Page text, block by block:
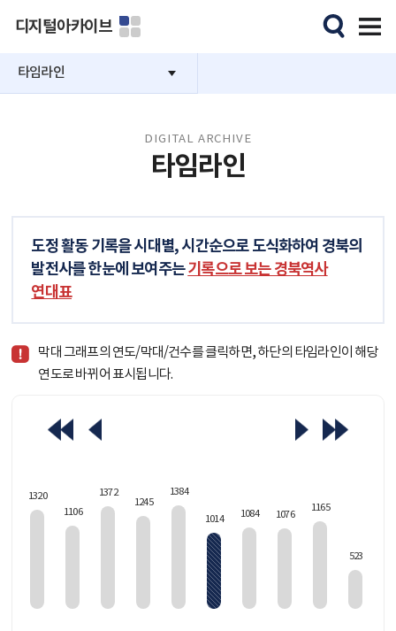
디지털아카이브
타임라인
DIGITAL ARCHIVE
타임라인
도정 활동 기록을 시대별, 시간순으로 도식화하여 경북의
발전사를 한눈에 보여주는기록으로 보는 경북역사
연대표
막대 그래프의 연도/막대/건수를 클릭하면, 하단의 타임라인이 해당
연도로 바뀌어 표시됩니다.
1320
1106
1372
1245
1384
1014 1084 1076
1165
523